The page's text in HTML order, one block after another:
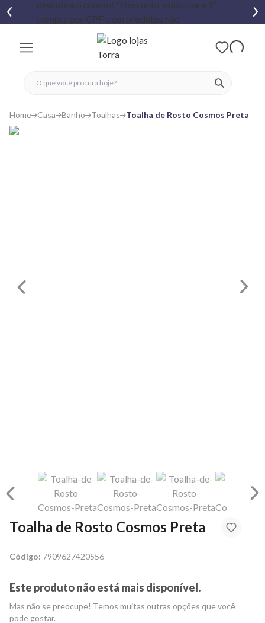
ver
fechar menu
fechar menu
favoritos
Home Casa Banho Toalhas Toalha de Rosto Cosmos Preta
Toalha de Rosto Cosmos Preta
Código: 7909627420556
Este produto não está mais disponível.
Mas não se preocupe! Temos muitas outras opções que você
pode gostar.